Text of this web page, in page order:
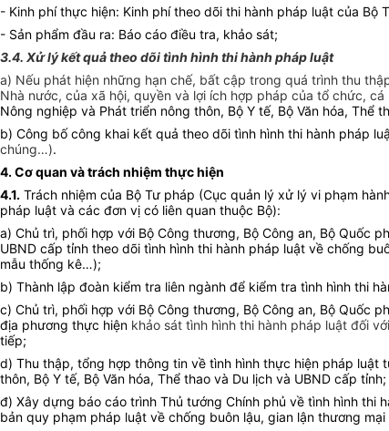
- Kinh phí thực hiện: Kinh phí theo dõi thi hành pháp luật của Bộ
- Sản phẩm đầu ra: Báo cáo điều tra, khảo sát;
3.4. Xử lý kết quả theo dõi tình hình thi hành pháp luật
a) Nếu phát hiện những hạn chế, bất cập trong quá trình thu
Nhà nước, của xã hội, quyền và lợi ích hợp pháp của tổ chức,
Nông nghiệp và Phát triển nông thôn, Bộ Y tế, Bộ Văn hóa,
b) Công bố công khai kết quả theo dõi tình hình thi hành pháp
chúng…).
4. Cơ quan và trách nhiệm thực hiện
4.1. Trách nhiệm của Bộ Tư pháp (Cục quản lý xử lý vi phạm
pháp luật và các đơn vị có liên quan thuộc Bộ):
a) Chủ trì, phối hợp với Bộ Công thương, Bộ Công an, Bộ Quốc
UBND cấp tỉnh theo dõi tình hình thi hành pháp luật về chống
mẫu thống kê…);
b) Thành lập đoàn kiểm tra liên ngành để kiểm tra tình hình thi
c) Chủ trì, phối hợp với Bộ Công thương, Bộ Công an, Bộ Quốc
địa phương thực hiện khảo sát tình hình thi hành pháp luật đối
tiếp;
d) Thu thập, tổng hợp thông tin về tình hình thực hiện pháp luật
thôn, Bộ Y tế, Bộ Văn hóa, Thể thao và Du lịch và UBND cấp
đ) Xây dựng báo cáo trình Thủ tướng Chính phủ về tình hình thi
bản quy phạm pháp luật về chống buôn lậu, gian lận thương